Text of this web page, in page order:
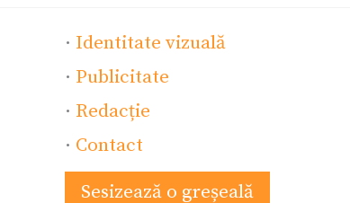
· Identitate vizuală
· Publicitate
· Redacție
· Contact
Sesizează o greșeală